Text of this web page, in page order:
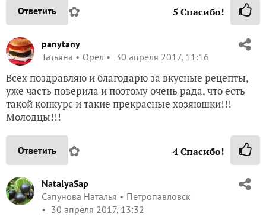
Ответить ✿ 5 Спасибо!
panytany
Татьяна
Орел 30 апреля 2017, 11:16
Всех поздравляю и благодарю за вкусные рецепты,
уже часть поверила и поэтому очень рада, что есть
такой конкурс и такие прекрасные хозяюшки!!!
Молодцы!!!
Ответить ✿ 4Спасибо!
NatalyaSap
Сапунова Наталья
Петропавловск
30 апреля 2017, 13:32